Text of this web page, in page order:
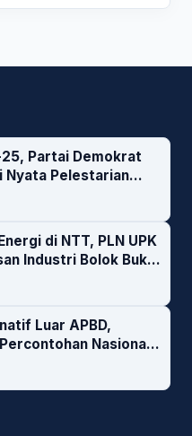
25, Partai Demokrat
Nyata Pelestarian
di NTT, PLN UPK
Industri Bolok Buka
Woodchip untuk
Luar APBD,
Nasional